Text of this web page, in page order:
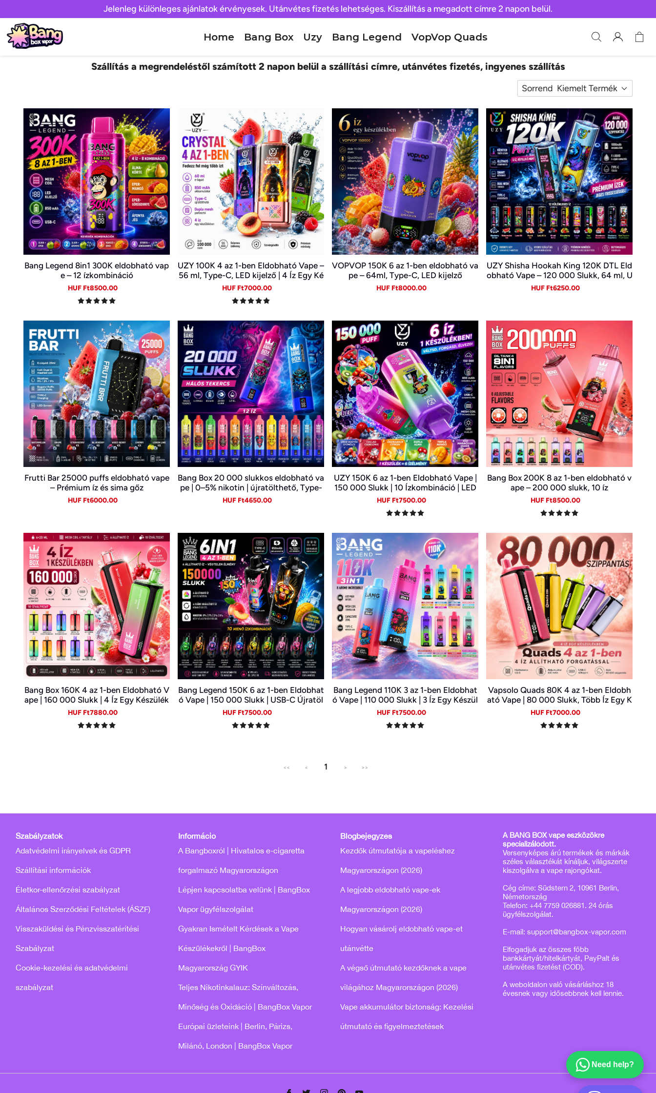
Jelenleg különleges ajánlatok érvényesek. Utánvétes fizetés lehetséges. Kiszállítás a megadott címre 2 napon belül.
Home Bang Box Uzy Bang Legend VopVop Quads
Szállítás a megrendeléstől számított 2 napon belül a szállítási címre, utánvétes fizetés, ingyenes szállítás
Sorrend Kiemelt Termék
Bang Legend 8in1 300K eldobható vap
e – 12 ízkombináció
Sale
HUF Ft8500.00
UZY 100K 4 az 1-ben Eldobható Vape –
56 ml, Type-C, LED kijelző | 4 Íz Egy Ké
szülékben
Sale
HUF Ft7000.00
VOPVOP 150K 6 az 1-ben eldobható va
pe – 64ml, Type-C, LED kijelző
Sale
HUF Ft8000.00
UZY Shisha Hookah King 120K DTL Eld
obható Vape – 120 000 Slukk, 64 ml, U
SB-C és LED kijelző
Sale
HUF Ft6250.00
Frutti Bar 25000 puffs eldobható vape
– Prémium íz és sima gőz
Sale
HUF Ft6000.00
Bang Box 20 000 slukkos eldobható va
pe | 0–5% nikotin | újratölthető, Type-
C
Sale
HUF Ft4650.00
UZY 150K 6 az 1-ben Eldobható Vape |
150 000 Slukk | 10 Ízkombináció | LED
Kijelző | Type-C Újratölthető E-cigi
Sale
HUF Ft7500.00
Bang Box 200K 8 az 1-ben eldobható v
ape – 200 000 slukk, 10 íz
Sale
HUF Ft8500.00
Bang Box 160K 4 az 1-ben Eldobható V
ape | 160 000 Slukk | 4 Íz Egy Készülék
ben | Type-C | 0–5% Nikotin
Sale
HUF Ft7880.00
Bang Legend 150K 6 az 1-ben Eldobhat
ó Vape | 150 000 Slukk | USB-C Újratöl
thető E-cigi | 6 Íz Egy Készülékben
Sale
HUF Ft7500.00
Bang Legend 110K 3 az 1-ben Eldobhat
ó Vape | 110 000 Slukk | 3 Íz Egy Készül
ékben | Digitális Kijelző | Type-C
Sale
HUF Ft7500.00
Vapsolo Quads 80K 4 az 1-ben Eldobh
ató Vape | 80 000 Slukk, Több Íz Egy K
észülékben
Sale
HUF Ft7000.00
<< < 1 > >>
Szabályzatok
Adatvédelmi irányelvek és GDPR
Szállítási információk
Életkor-ellenőrzési szabályzat
Általános Szerződési Feltételek (ÁSZF)
Visszaküldési és Pénzvisszatérítési
Szabályzat
Cookie-kezelési és adatvédelmi
szabályzat
Információ
A Bangboxról | Hivatalos e-cigaretta
forgalmazó Magyarországon
Lépjen kapcsolatba velünk | BangBox
Vapor ügyfélszolgálat
Gyakran Ismételt Kérdések a Vape
Készülékekről | BangBox
Magyarország GYIK
Teljes Nikotinkalauz: Színváltozás,
Minőség és Oxidáció | BangBox Vapor
Európai üzleteink | Berlin, Párizs,
Milánó, London | BangBox Vapor
Blogbejegyzés
Kezdők útmutatója a vapeléshez
Magyarországon (2026)
A legjobb eldobható vape-ek
Magyarországon (2026)
Hogyan vásárolj eldobható vape-et
utánvétte
A végső útmutató kezdőknek a vape
világához Magyarországon (2026)
Vape akkumulátor biztonság: Kezelési
útmutató és figyelmeztetések
A BANG BOX vape eszközökre
specializálódott.
Versenyképes árú termékek és márkák
széles választékát kínáljuk, világszerte
kiszolgálva a vape rajongókat.
Cég címe: Südstern 2, 10961 Berlin,
Németország
Telefon: +44 7759 026881. 24 órás
ügyfélszolgálat.
E-mail: support@bangbox-vapor.com
Elfogadjuk az összes főbb
bankkártyát/hitelkártyát, PayPalt és
utánvétes fizetést (COD).
A weboldalon való vásárláshoz 18
évesnek vagy idősebbnek kell lennie.
Need help?